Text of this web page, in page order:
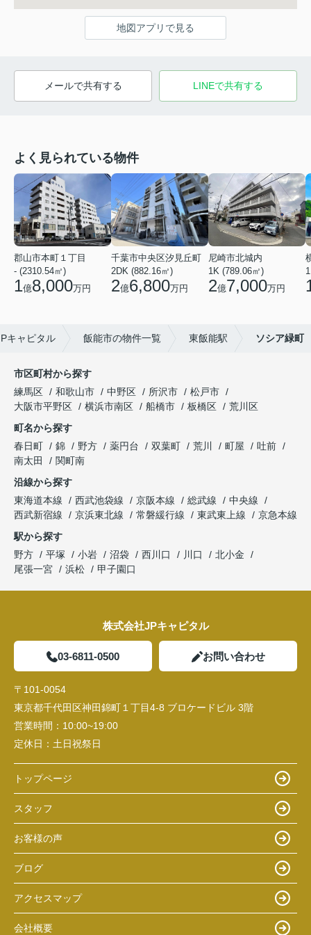
地図アプリで見る
メールで共有する LINEで共有する
よく見られている物件
郡山市本町１丁目
- (2310.54㎡)
1億8,000万円
千葉市中央区汐見丘町
2DK (882.16㎡)
2億6,800万円
尼崎市北城内
1K (789.06㎡)
2億7,000万円
キャピタル 飯能市の物件一覧 東飯能駅 ソシア緑町
市区町村から探す
練馬区
和歌山市 中野区 所沢市
松戸市
大阪市平野区
横浜市南区 船橋市 板橋区
荒川区
町名から探す
春日町
錦 野方 薬円台 双葉町 荒川 町屋
吐前
南太田
関町南
沿線から探す
東海道本線
西武池袋線 京阪本線 総武線
中央線
西武新宿線
京浜東北線 常磐緩行線 東武東上線
京急本線
駅から探す
野方
平塚 小岩 沼袋 西川口 川口
北小金
尾張一宮
浜松 甲子園口
株式会社JPキャピタル
03-6811-0500 お問い合わせ
〒101-0054
東京都千代田区神田錦町１丁目4-8 ブロケードビル 3階
営業時間： 10:00~19:00
定休日： 土日祝祭日
トップページ
スタッフ
お客様の声
ブログ
アクセスマップ
会社概要